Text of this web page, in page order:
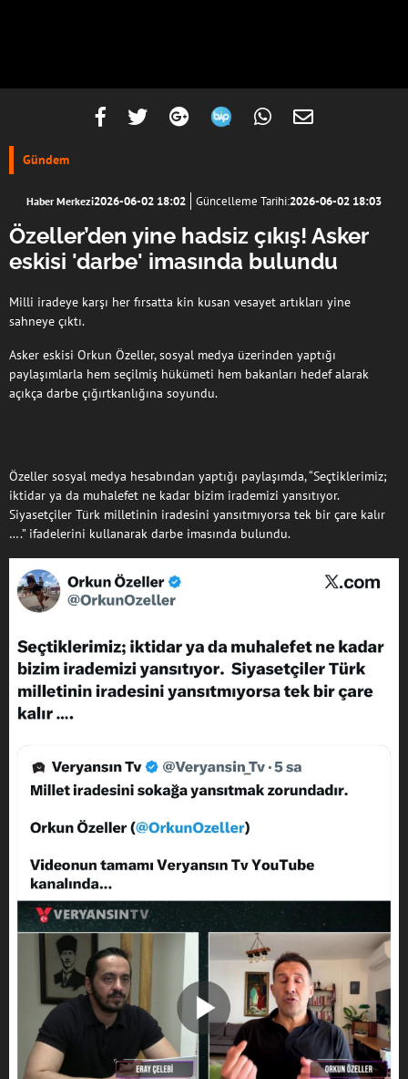
Gündem
Haber Merkezi2026-06-02 18:02 Güncelleme Tarihi:2026-06-02 18:03
Özeller’den yine hadsiz çıkış! Asker
eskisi 'darbe' imasında bulundu
Milli iradeye karşı her fırsatta kin kusan vesayet artıkları yine
sahneye çıktı.
Asker eskisi Orkun Özeller, sosyal medya üzerinden yaptığı
paylaşımlarla hem seçilmiş hükümeti hem bakanları hedef alarak
açıkça darbe çığırtkanlığına soyundu.
Özeller sosyal medya hesabından yaptığı paylaşımda, “Seçtiklerimiz;
iktidar ya da muhalefet ne kadar bizim irademizi yansıtıyor.
Siyasetçiler Türk milletinin iradesini yansıtmıyorsa tek bir çare kalır
….” ifadelerini kullanarak darbe imasında bulundu.